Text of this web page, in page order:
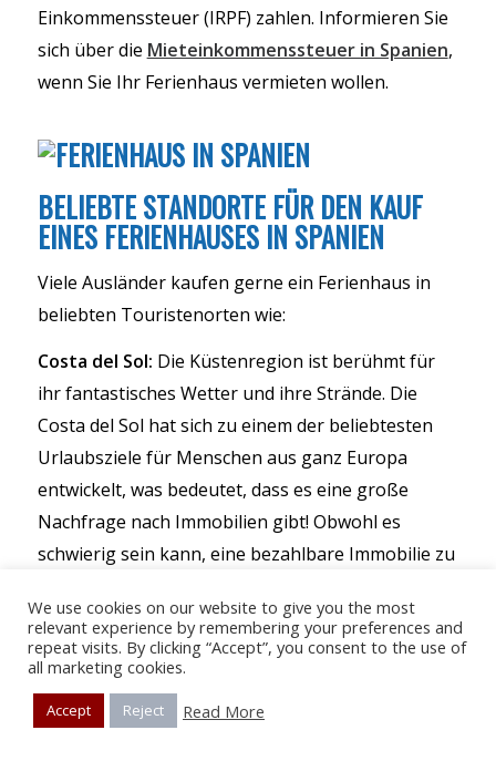
Einkommenssteuer (IRPF) zahlen. Informieren Sie
sich über die Mieteinkommenssteuer in Spanien,
wenn Sie Ihr Ferienhaus vermieten wollen.
BELIEBTE STANDORTE FÜR DEN KAUF
EINES FERIENHAUSES IN SPANIEN
Viele Ausländer kaufen gerne ein Ferienhaus in
beliebten Touristenorten wie:
Costa del Sol: Die Küstenregion ist berühmt für
ihr fantastisches Wetter und ihre Strände. Die
Costa del Sol hat sich zu einem der beliebtesten
Urlaubsziele für Menschen aus ganz Europa
entwickelt, was bedeutet, dass es eine große
Nachfrage nach Immobilien gibt! Obwohl es
schwierig sein kann, eine bezahlbare Immobilie zu
Costa Tropical:Die Costa Tropical liegt zwischen
den Bergen der Sierra Nevada und dem
Mittelmeer. Sie ist im Frühjahr und Herbst ein
beliebtes Urlaubsziel für Europäer, da das Wetter
We use cookies on our website to give you the most
relevant experience by remembering your preferences and
repeat visits. By clicking “Accept”, you consent to the use of
all marketing cookies.
Accept Reject Read More